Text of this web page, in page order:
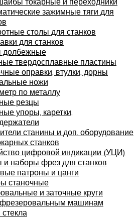
зажимные тяги для
столы для станков
для станков
долбежные
твердосплавные пластины
оправки, втулки, дорны
ножи
по металлу
резцы
упоры, каретки,
станины и доп. оборудование
станков
цифровой индикации (УЦИ)
и наборы фрез для станков
патроны и цанги
станочные
и заточные круги
фрезеровальным машинам